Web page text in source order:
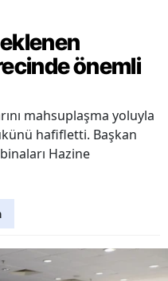
önemli
mahsuplaşma yoluyla
hafifletti. Başkan
Hazine